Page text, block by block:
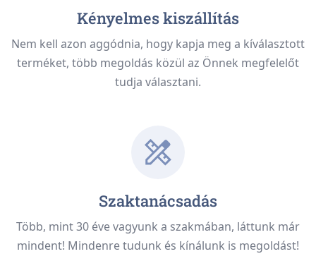
Kényelmes kiszállítás
Nem kell azon aggódnia, hogy kapja meg a kíválasztott
terméket, több megoldás közül az Önnek megfelelőt
tudja választani.
Szaktanácsadás
Több, mint 30 éve vagyunk a szakmában, láttunk már
mindent! Mindenre tudunk és kínálunk is megoldást!